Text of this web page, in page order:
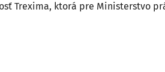
Trexima, ktorá pre Ministerstvo